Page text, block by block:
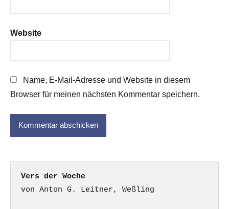
Website
Name, E-Mail-Adresse und Website in diesem
Browser für meinen nächsten Kommentar speichern.
Vers der Woche